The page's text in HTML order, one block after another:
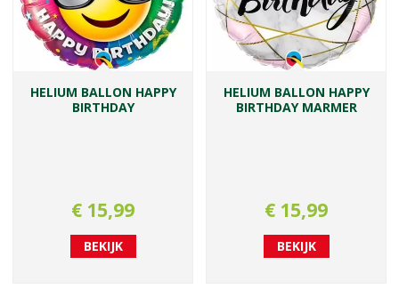
HELIUM BALLON HAPPY
BIRTHDAY
€ 15,99
BEKIJK
HELIUM BALLON HAPPY
BIRTHDAY MARMER
€ 15,99
BEKIJK